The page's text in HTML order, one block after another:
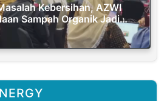
Kebersihan, AZWI
Sampah Organik Jadi